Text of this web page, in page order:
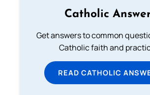
Catholic
Get answers to common
Catholic faith and
READ CATHOLIC